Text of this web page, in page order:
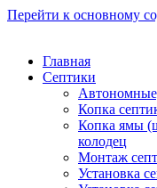
Перейти к основному
Главная
Септики
Копка
Копка ямы
колодец
Монтаж
Установка